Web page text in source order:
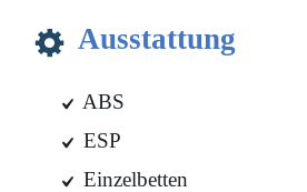
Ausstattung
ABS
ESP
Einzelbetten